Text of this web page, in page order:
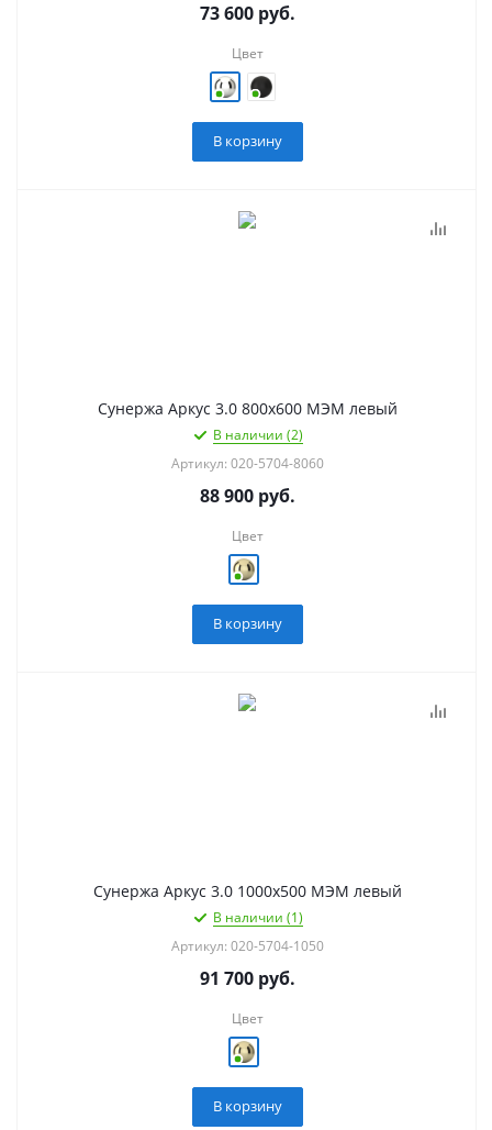
73 600руб.
Цвет
В корзину
Сунержа Аркус 3.0 800х600 МЭМ левый
В наличии (2)
Артикул: 020-5704-8060
88 900руб.
Цвет
В корзину
Сунержа Аркус 3.0 1000х500 МЭМ левый
В наличии (1)
Артикул: 020-5704-1050
91 700руб.
Цвет
В корзину